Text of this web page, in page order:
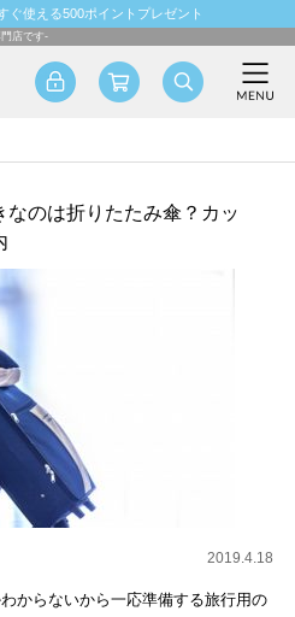
ぐ使える500ポイントプレゼント
店です-
のは折りたたみ傘？カッ
2019.4.18
からないから一応準備する旅行用の